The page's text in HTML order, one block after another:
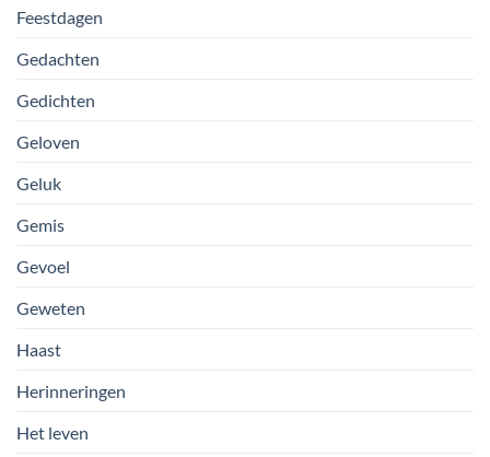
Feestdagen
Gedachten
Gedichten
Geloven
Geluk
Gemis
Gevoel
Geweten
Haast
Herinneringen
Het leven